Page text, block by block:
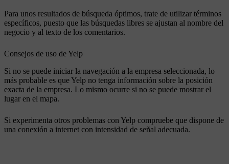
Para unos resultados de búsqueda óptimos, trate de utilizar términos
específicos, puesto que las búsquedas libres se ajustan al nombre del
negocio y al texto de los comentarios.
Consejos de uso de Yelp
Si no se puede iniciar la navegación a la empresa seleccionada, lo
más probable es que Yelp no tenga información sobre la posición
exacta de la empresa. Lo mismo ocurre si no se puede mostrar el
lugar en el mapa.
Si experimenta otros problemas con Yelp compruebe que dispone de
una conexión a internet con intensidad de señal adecuada.